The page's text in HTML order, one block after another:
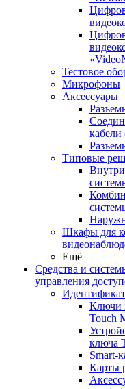
Тестовое
Микрофоны
Аксессуары
Типовые
Шкафы для
Ещё
Средства и
управления
Ключи
Touch
ключа
Smart-
Карты